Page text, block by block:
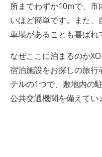
所までわずか10mで、
いほど簡単です。また
車場があることも喜ばれ
なぜここに泊まるのか
宿泊施設をお探しの旅
テルの1つで、敷地内の
公共交通機関を備えてい